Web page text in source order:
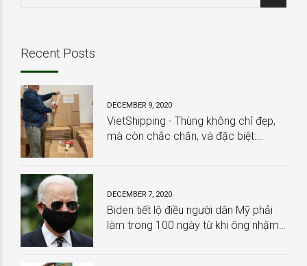
Recent Posts
DECEMBER 9, 2020
VietShipping - Thùng không chỉ đẹp,
mà còn chắc chắn, và đặc biệt:
DECEMBER 7, 2020
Biden tiết lộ điều người dân Mỹ phải
làm trong 100 ngày từ khi ông nhậm